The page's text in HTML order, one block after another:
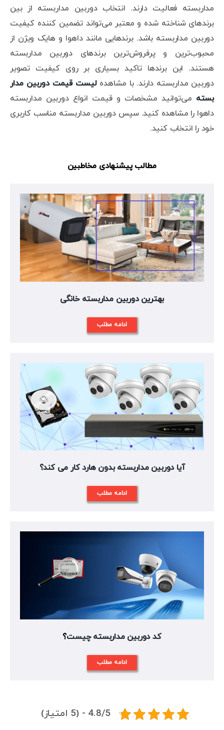
مداربسته فعالیت دارند. انتخاب دوربین مداربسته از بین
برندهای شناخته شده و معتبر می‌تواند تضمین کننده کیفیت
دوربین مداربسته باشد. برندهایی مانند داهوا و هایک ویژن از
محبوب‌ترین و پرفرو‌ش‌ترین برندهای دوربین مداربسته
هستند. این برندها تاکید بسیاری بر روی کیفیت تصویر
دوربین مداربسته دارند. با مشاهدهلیست قیمت دوربین مدار
بسته می‌توانید مشخصات و قیمت انواع دوربین مداربسته
داهوا را مشاهده کنید. سپس دوربین مداربسته مناسب کاربری
خود را انتخاب کنید.
مطالب پیشنهادی مخاطبین
بهترین دوربین مداربسته خانگی
ادامه مطلب
آیا دوربین مداربسته بدون هارد کار می کند؟
ادامه مطلب
کد دوربین مداربسته چیست؟
ادامه مطلب
4.8/5 - (5 امتیاز)